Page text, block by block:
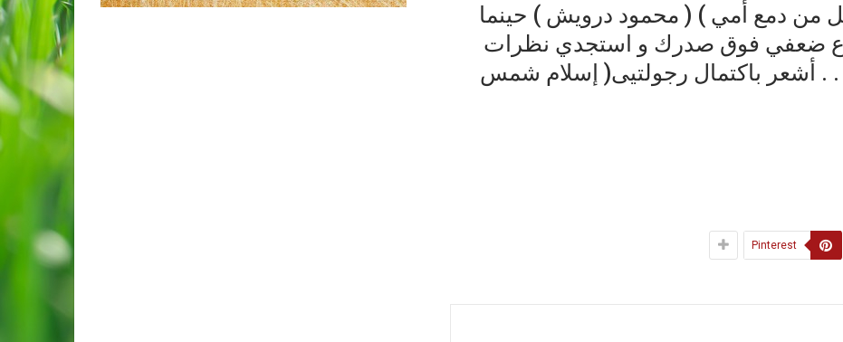
من دمع أمي ) ( محمود درويش ) حينما
ضعفي فوق صدرك و استجدي نظرات
. . أشعر باكتمال رجولتيى( إسلام شمس
Pinterest